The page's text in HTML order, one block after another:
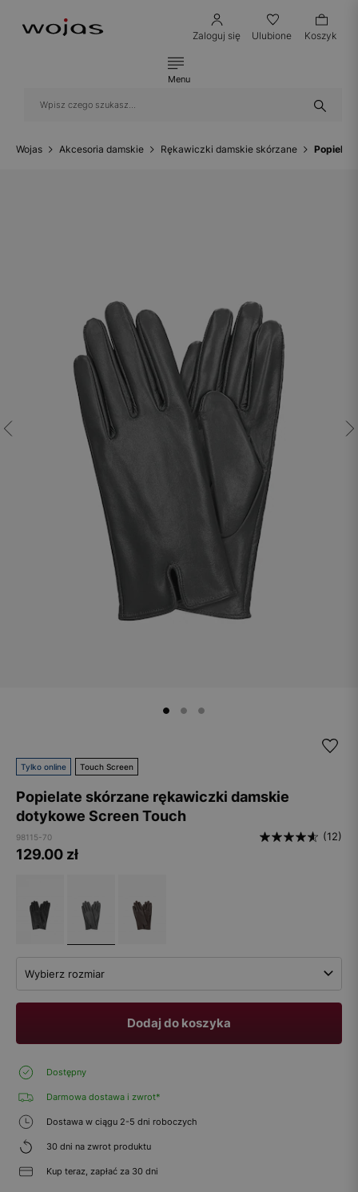
Zaloguj się Ulubione Koszyk
Menu
Wojas Akcesoria damskie Rękawiczki damskie skórzane
Tylko online Touch Screen
Popielate skórzane rękawiczki damskie
dotykowe Screen Touch
98115-70 (12)
129.00 zł
Wybierz rozmiar
Dodaj do koszyka
Dostępny
Darmowa dostawa i zwrot*
Dostawa w ciągu 2-5 dni roboczych
30 dni na zwrot produktu
Kup teraz, zapłać za 30 dni